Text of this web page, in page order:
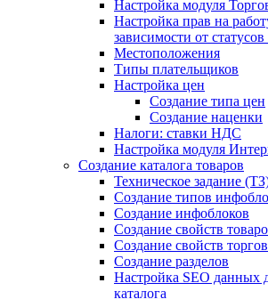
Настройка модуля
Настройка прав на
зависимости от статусов
Местоположения
Типы плательщиков
Настройка цен
Создание типа цен
Создание наценки
Налоги: ставки НДС
Настройка модуля
Создание каталога товаров
Техническое задание
Создание типов
Создание инфоблоков
Создание свойств
Создание свойств
Создание разделов
Настройка SEO данных
каталога